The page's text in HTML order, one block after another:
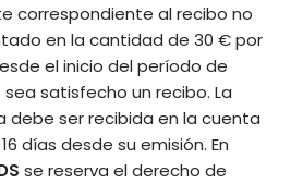
correspondiente al recibo no
en la cantidad de 30 € por
el inicio del período de
satisfecho un recibo. La
debe ser recibida en la cuenta
días desde su emisión. En
se reserva el derecho de